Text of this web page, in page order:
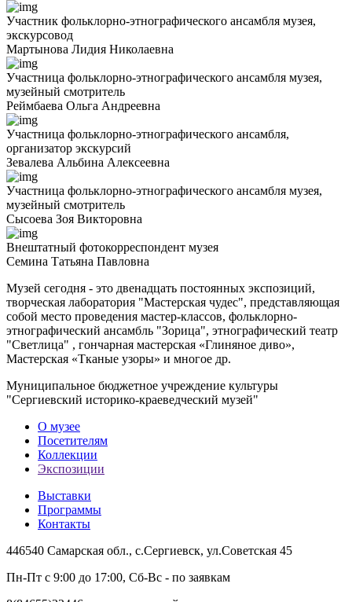
Участник фольклорно-этнографического ансамбля музея,
экскурсовод
Мартынова Лидия Николаевна
Участница фольклорно-этнографического ансамбля музея,
музейный смотритель
Реймбаева Ольга Андреевна
Участница фольклорно-этнографического ансамбля,
организатор экскурсий
Зевалева Альбина Алексеевна
Участница фольклорно-этнографического ансамбля музея,
музейный смотритель
Сысоева Зоя Викторовна
Внештатный фотокорреспондент музея
Семина Татьяна Павловна
Музей сегодня - это двенадцать постоянных экспозиций,
творческая лаборатория "Мастерская чудес", представляющая
собой место проведения мастер-классов, фольклорно-
этнографический ансамбль "Зорица", этнографический театр
"Светлица" , гончарная мастерская «Глиняное диво»,
Мастерская «Тканые узоры» и многое др.
Муниципальное бюджетное учреждение культуры
"Сергиевский историко-краеведческий музей"
О музее
Посетителям
Коллекции
Экспозиции
Выставки
Программы
Контакты
446540 Самарская обл., с.Сергиевск, ул.Советская 45
Пн-Пт с 9:00 до 17:00, Сб-Вс - по заявкам